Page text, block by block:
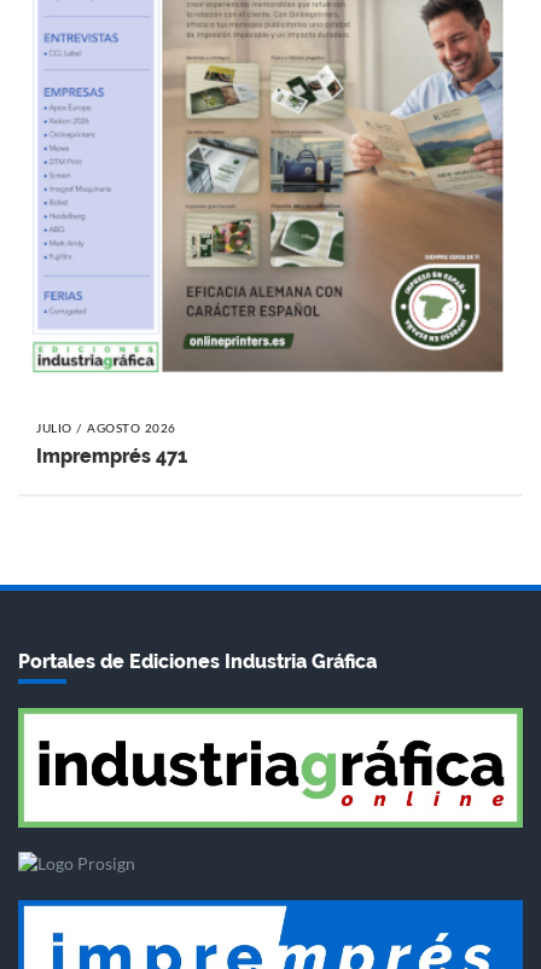
JULIO / AGOSTO 2026
Impremprés 471
Portales de Ediciones Industria Gráfica